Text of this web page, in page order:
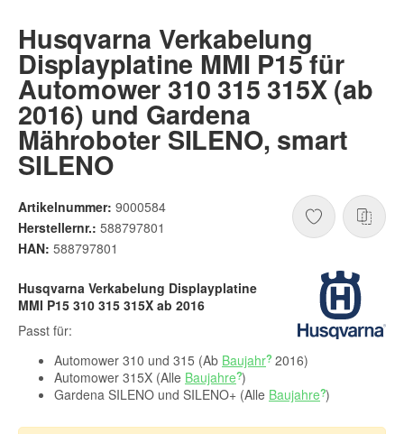
Husqvarna Verkabelung
Displayplatine MMI P15 für
Automower 310 315 315X (ab
2016) und Gardena
Mähroboter SILENO, smart
SILENO
Artikelnummer: 9000584
Herstellernr.: 588797801
HAN: 588797801
Husqvarna Verkabelung Displayplatine
MMI P15 310 315 315X ab 2016
Passt für:
Automower 310 und 315 (Ab Baujahr 2016)
Automower 315X (Alle Baujahre )
Gardena SILENO und SILENO+ (Alle Baujahre )